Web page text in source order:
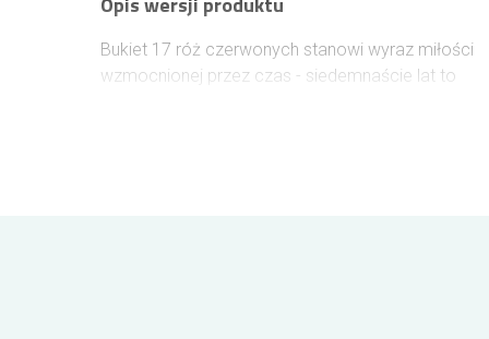
Bukiet 17 róż czerwonych stanowi wyraz miłości
wzmocnionej przez czas - siedemnaście lat to